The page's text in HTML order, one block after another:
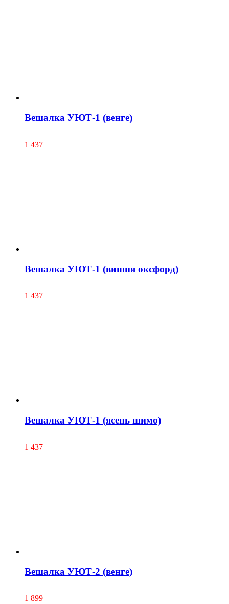
Вешалка УЮТ-1 (венге)
1 437
Вешалка УЮТ-1 (вишня оксфорд)
1 437
Вешалка УЮТ-1 (ясень шимо)
1 437
Вешалка УЮТ-2 (венге)
1 899